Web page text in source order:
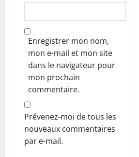
Enregistrer mon nom,
mon e-mail et mon site
dans le navigateur pour
mon prochain
commentaire.
Prévenez-moi de tous les
nouveaux commentaires
par e-mail.